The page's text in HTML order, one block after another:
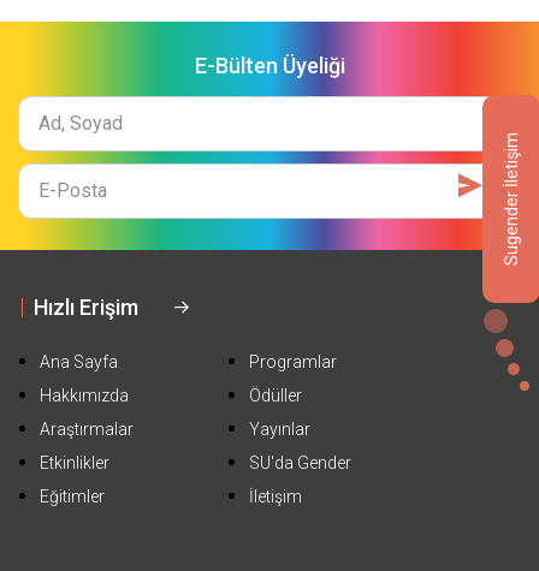
Sugender İletişim
E-Bülten Üyeliği
Ad
Soyad
E-
Mail
Hızlı Erişim
Ana Sayfa
Hakkımızda
Araştırmalar
Etkinlikler
Eğitimler
Programlar
Ödüller
Yayınlar
SU'da Gender
İletişim